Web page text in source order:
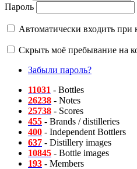
Пароль
Автоматически входить
Скрыть моё пребывание на
Забыли пароль?
11031 - Bottles
26238 - Notes
25738 - Scores
455 - Brands / distilleries
400 - Independent Bottlers
637 - Distillery images
10845 - Bottle images
193 - Members